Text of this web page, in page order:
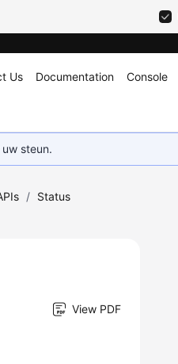
Us Documentation Console
steun.
/ Status
View PDF